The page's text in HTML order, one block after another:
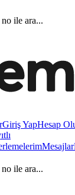
ile ara...
Giriş YapHesap
Mesajlar
ile ara...